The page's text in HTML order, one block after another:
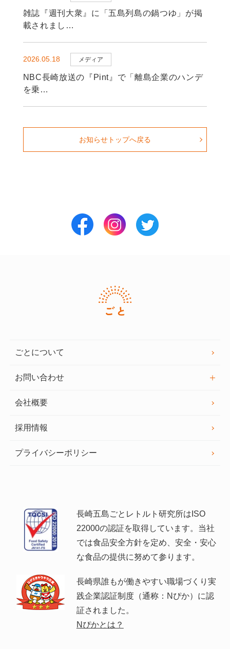
雑誌『週刊大衆』に「五島列島の鍋つゆ」が掲
載されまし…
2026.05.18 メディア
NBC長崎放送の『Pint』で「離島企業のハンデ
を乗…
お知らせトップへ戻る
ごとについて
お問い合わせ
会社概要
採用情報
プライバシーポリシー
長崎五島ごとレトルト研究所はISO
22000の認証を取得しています。当社
では食品安全方針を定め、安全・安心
な食品の提供に努めて参ります。
長崎県誰もが働きやすい職場づくり実
践企業認証制度（通称：Nぴか）に認
証されました。
Nぴかとは？